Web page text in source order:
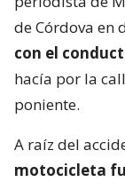
de Córdova en
con el
hacía por la
poniente.
A raíz del
motocicleta